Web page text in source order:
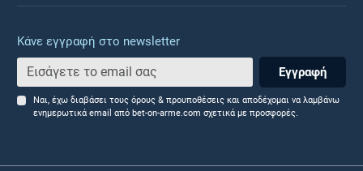
Κάνε εγγραφή στο newsletter
Εγγραφή
Ναι, έχω διαβάσει τους όρους & προυποθέσεις και αποδέχομαι να λαμβάνω
ενημερωτικά email από bet-on-arme.com σχετικά με προσφορές.